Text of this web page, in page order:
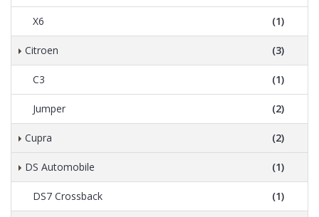
X6 (1)
Citroen (3)
C3 (1)
Jumper (2)
Cupra (2)
DS Automobile (1)
DS7 Crossback (1)